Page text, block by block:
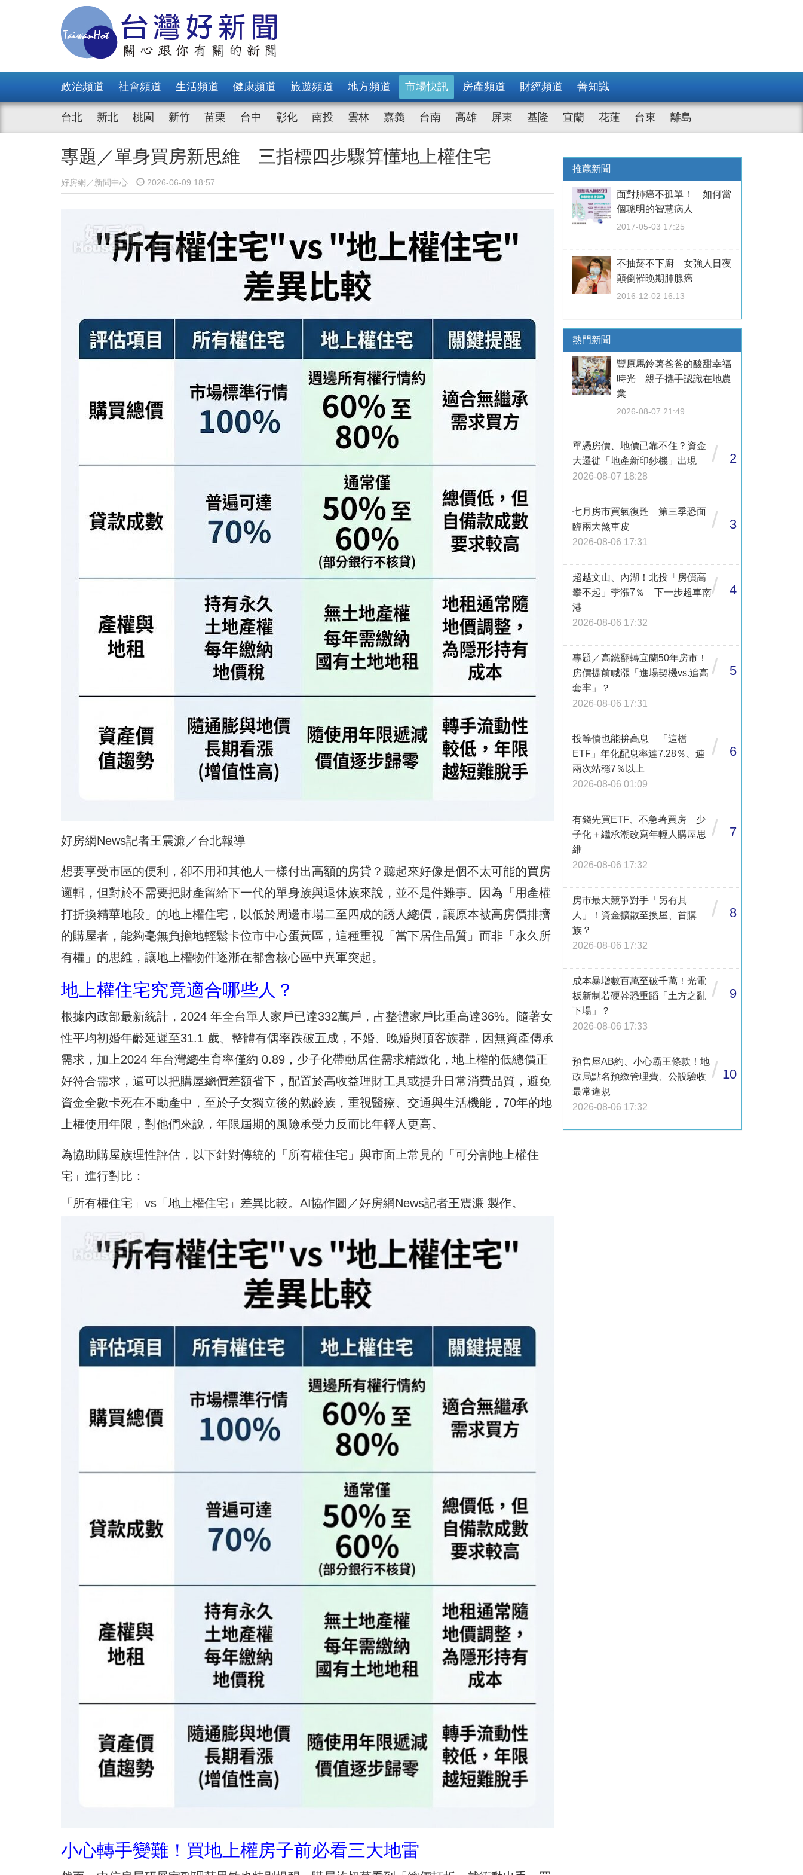
政治頻道 社會頻道 生活頻道 健康頻道 旅遊頻道 地方頻道 市場快訊 房產頻道 財經頻道 善知識
台北 新北 桃園 新竹 苗栗 台中 彰化 南投 雲林 嘉義 台南 高雄 屏東 基隆 宜蘭 花蓮 台東 離島
專題／單身買房新思維 三指標四步驟算懂地上權住宅
好房網／新聞中心 2026-06-09 18:57
好房網News記者王震濂／台北報導
想要享受市區的便利，卻不用和其他人一樣付出高額的房貸？聽起來好像是個不太可能的買房
邏輯，但對於不需要把財產留給下一代的單身族與退休族來說，並不是件難事。因為「用產權
打折換精華地段」的地上權住宅，以低於周邊市場二至四成的誘人總價，讓原本被高房價排擠
的購屋者，能夠毫無負擔地輕鬆卡位市中心蛋黃區，這種重視「當下居住品質」而非「永久所
有權」的思維，讓地上權物件逐漸在都會核心區中異軍突起。
地上權住宅究竟適合哪些人？
根據內政部最新統計，2024 年全台單人家戶已達332萬戶，占整體家戶比重高達36%。隨著女
性平均初婚年齡延遲至31.1 歲、整體有偶率跌破五成，不婚、晚婚與頂客族群，因無資產傳承
需求，加上2024 年台灣總生育率僅約 0.89，少子化帶動居住需求精緻化，地上權的低總價正
好符合需求，還可以把購屋總價差額省下，配置於高收益理財工具或提升日常消費品質，避免
資金全數卡死在不動產中，至於子女獨立後的熟齡族，重視醫療、交通與生活機能，70年的地
上權使用年限，對他們來說，年限屆期的風險承受力反而比年輕人更高。
為協助購屋族理性評估，以下針對傳統的「所有權住宅」與市面上常見的「可分割地上權住
宅」進行對比：
「所有權住宅」vs「地上權住宅」差異比較。AI協作圖／好房網News記者王震濂 製作。
小心轉手變難！買地上權房子前必看三大地雷
推薦新聞
面對肺癌不孤單！ 如何當
個聰明的智慧病人
2017-05-03 17:25
不抽菸不下廚 女強人日夜
顛倒罹晚期肺腺癌
2016-12-02 16:13
熱門新聞
豐原馬鈴薯爸爸的酸甜幸福
時光 親子攜手認識在地農
業
2026-08-07 21:49
單憑房價、地價已靠不住？資金
大遷徙「地產新印鈔機」出現
2026-08-07 18:28
/ 2
七月房市買氣復甦 第三季恐面
臨兩大煞車皮
2026-08-06 17:31
/ 3
超越文山、內湖！北投「房價高
攀不起」季漲7％ 下一步超車南
港
2026-08-06 17:32
/ 4
專題／高鐵翻轉宜蘭50年房市！
房價提前喊漲「進場契機vs.追高
套牢」？
2026-08-06 17:31
/ 5
投等債也能拚高息 「這檔
ETF」年化配息率達7.28％、連
兩次站穩7％以上
2026-08-06 01:09
/ 6
有錢先買ETF、不急著買房 少
子化＋繼承潮改寫年輕人購屋思
維
2026-08-06 17:32
/ 7
房市最大競爭對手「另有其
人」！資金擴散至換屋、首購
族？
2026-08-06 17:32
/ 8
成本暴增數百萬至破千萬！光電
板新制若硬幹恐重蹈「土方之亂
下場」？
2026-08-06 17:33
/ 9
預售屋AB約、小心霸王條款！地
政局點名預繳管理費、公設驗收
最常違規
2026-08-06 17:32
/ 10